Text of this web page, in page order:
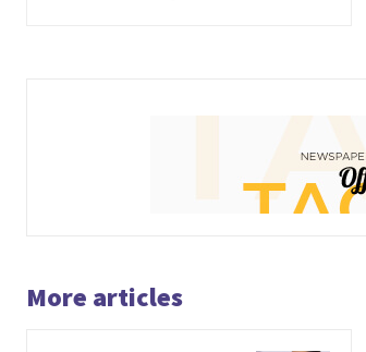
More articles